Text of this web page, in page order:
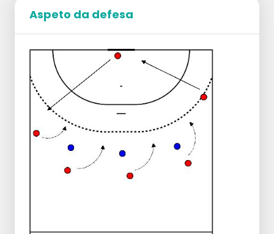
até cerca de 8 metros.
Pontos de atenção:
Os construtores da esquerda e da direita
exercem uma boa pressão e recuam
imediatamente a 11/12 metros e para a linha
lateral.
Passar a bola a um ritmo rápido sem ser
apanhado.
Aspeto da defesa